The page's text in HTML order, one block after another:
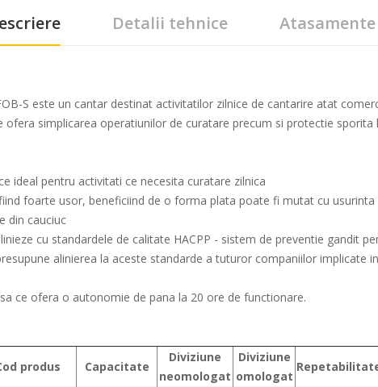
Detalii tehnice Atasamente
S este un cantar destinat activitatilor zilnice de cantarire atat
simplicarea operatiunilor de curatare precum si protectie sporita
ideal pentru activitati ce necesita curatare zilnica
foarte usor, beneficiind de o forma plata poate fi mutat cu
din cauciuc
cu standardele de calitate HACPP - sistem de preventie gandit
alinierea la aceste standarde a tuturor companiilor implicate
ce ofera o autonomie de pana la 20 ore de functionare.
produs Capacitate
Diviziune
neomologat
Diviziune
omologat